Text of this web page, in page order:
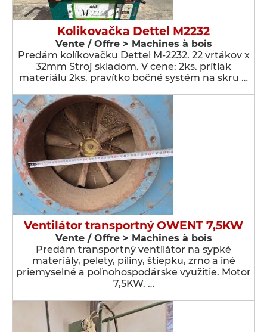
Kolikovačka Dettel M2232
Vente / Offre > Machines à bois
Predám kolíkovačku Dettel M-2232. 22 vrtákov x
32mm Stroj skladom. V cene: 2ks. prítlak
materiálu 2ks. pravítko bočné systém na skru …
Ventilátor transportný OWENT 7,5KW
Vente / Offre > Machines à bois
Predám transportný ventilátor na sypké
materiály, pelety, piliny, štiepku, zrno a iné
priemyselné a poľnohospodárske využitie. Motor
7,5KW. …